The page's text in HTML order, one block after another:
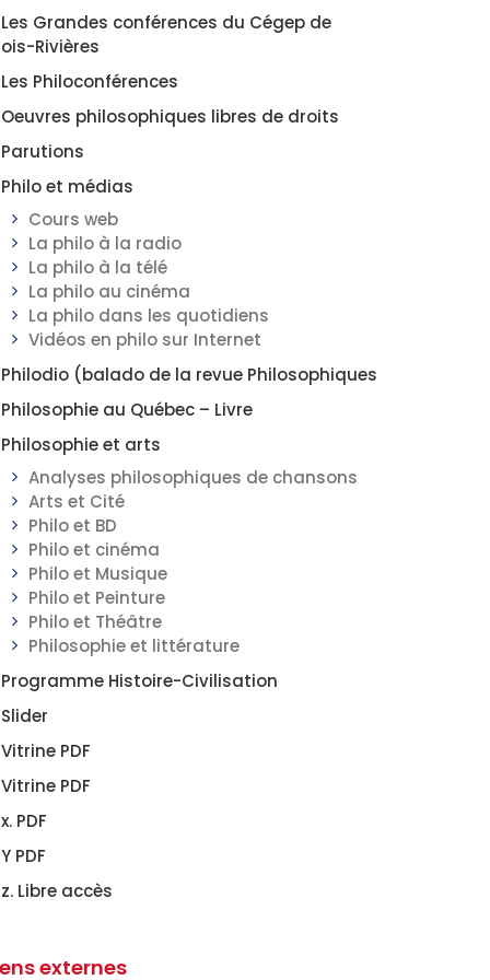
Les Grandes conférences du Cégep de
Rivières
Les Philoconférences
Oeuvres philosophiques libres de droits
Parutions
Philo et médias
Cours web
La philo à la radio
La philo à la télé
La philo au cinéma
La philo dans les quotidiens
Vidéos en philo sur Internet
Philodio (balado de la revue Philosophiques
Philosophie au Québec – Livre
Philosophie et arts
Analyses philosophiques de chansons
Arts et Cité
Philo et BD
Philo et cinéma
Philo et Musique
Philo et Peinture
Philo et Théâtre
Philosophie et littérature
Programme Histoire-Civilisation
Slider
Vitrine PDF
Vitrine PDF
x. PDF
Y PDF
z. Libre accès
externes